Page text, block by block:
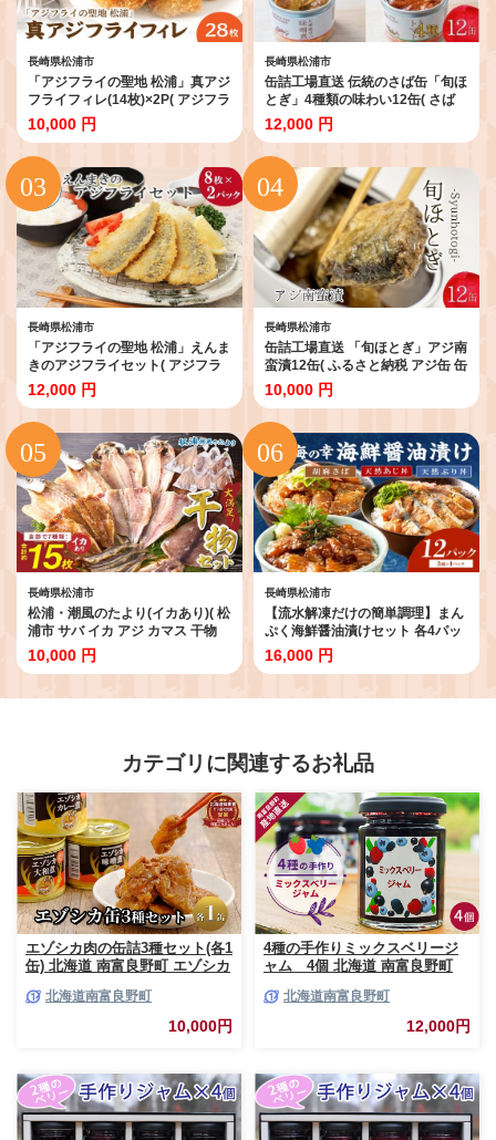
長崎県松浦市
「アジフライの聖地 松浦」真アジ
フライフィレ(14枚)×2P( アジフラ
イの聖地 お子様にも安心 小骨処
理済 フィレ 開き 朝ごはん ジュー
シー おかず お弁当 おつまみ 人気
簡単 フライ あじ アジ あじふらい
揚げ物 冷凍 ランチ 晩ご飯 聖地 サ
クサク ふっくら )【B0-216】
10,000 円
長崎県松浦市
缶詰工場直送 伝統のさば缶「旬ほ
とぎ」4種類の味わい12缶( さば
サバ 鯖 缶詰 サバ缶 さば缶 鯖缶
水煮 醤油煮 味噌煮 トマト煮 ご飯
のお供 保存食 魚 非常食 人気 おす
すめ 缶 おかず 国産 保存食 非常食
防災 備蓄 長期保存 )【B2-192】
12,000 円
長崎県松浦市
「アジフライの聖地 松浦」えんま
きのアジフライセット( アジフラ
イ あじ アジ 鯵 フィレ お惣菜 青
魚 人気 フライ おかず お弁当 おつ
まみ ジューシー フライ 揚げ物 冷
凍 ランチ 晩ご飯 聖地 サクサク ふ
っくら)【B2-199】
12,000 円
長崎県松浦市
缶詰工場直送 「旬ほとぎ」アジ南
蛮漬12缶( ふるさと納税 アジ缶 缶
詰 工場直送 あじ ご飯のお供 非常
食 保存食 送料無料 )【B0-249】
10,000 円
長崎県松浦市
松浦・潮風のたより(イカあり)( 松
浦市 サバ イカ アジ カマス 干物
アジ開き 一夜干し 詰め合わせ )
【B0-150】
10,000 円
長崎県松浦市
【流水解凍だけの簡単調理】まん
ぷく海鮮醤油漬けセット 各4パッ
ク( アジ サバ ブリ 天然 あじ さば
ぶり 海鮮丼 流水解凍 お手軽 時短
け パック セット 国産 ギフト 長崎
16,000 円
カテゴリに関連するお礼品
エゾシカ肉の缶詰3種セット(各1
缶) 北海道 南富良野町 エゾシカ
合せ ジビエ 加工品 北海道産 国
産 おつまみ おかず 高たんぱく
低脂肪 鉄分 カレー 味噌 食べや
北海道南富良野町
10,000円
4種の手作りミックスベリージ
ャム 4個 北海道 南富良野町
合せ ブルーベリー てんさい糖
酸味 甘味 香り 甘酸っぱい 美味
北海道南富良野町
12,000円